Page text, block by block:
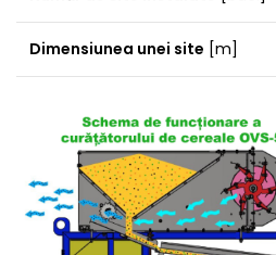
Dimensiunea unei site [m]